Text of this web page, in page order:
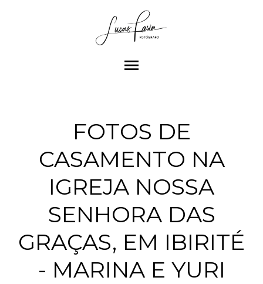
menu
FOTOS DE
CASAMENTO NA
IGREJA NOSSA
SENHORA DAS
GRAÇAS, EM IBIRITÉ
- MARINA E YURI